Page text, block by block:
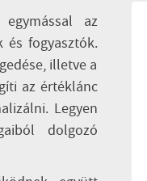
az
fogyasztók.
illetve a
az értéklánc
Legyen
dolgozó